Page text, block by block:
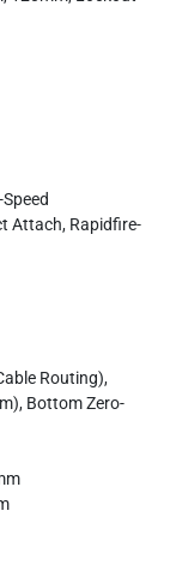
Attach, Rapidfire-
Routing),
Bottom Zero-